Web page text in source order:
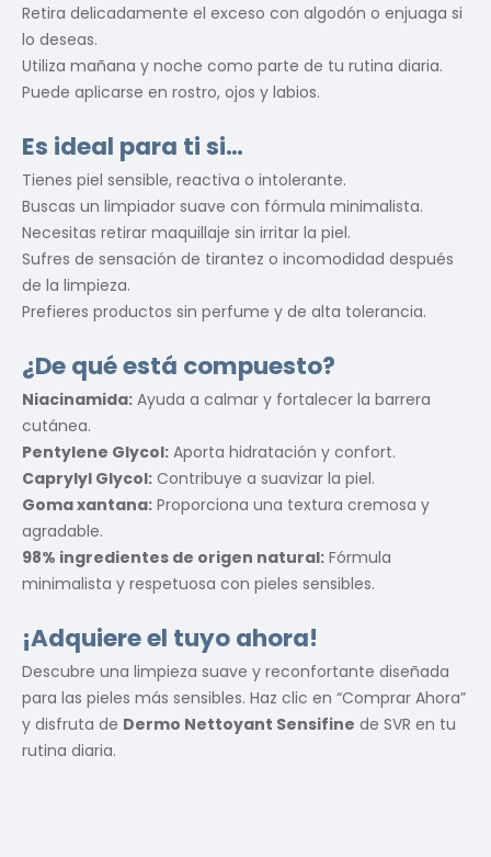
Retira delicadamente el exceso con algodón o enjuaga si
lo deseas.
Utiliza mañana y noche como parte de tu rutina diaria.
Puede aplicarse en rostro, ojos y labios.
Es ideal para ti si…
Tienes piel sensible, reactiva o intolerante.
Buscas un limpiador suave con fórmula minimalista.
Necesitas retirar maquillaje sin irritar la piel.
Sufres de sensación de tirantez o incomodidad después
de la limpieza.
Prefieres productos sin perfume y de alta tolerancia.
¿De qué está compuesto?
Niacinamida: Ayuda a calmar y fortalecer la barrera
cutánea.
Pentylene Glycol: Aporta hidratación y confort.
Caprylyl Glycol: Contribuye a suavizar la piel.
Goma xantana: Proporciona una textura cremosa y
agradable.
98% ingredientes de origen natural: Fórmula
minimalista y respetuosa con pieles sensibles.
¡Adquiere el tuyo ahora!
Descubre una limpieza suave y reconfortante diseñada
para las pieles más sensibles. Haz clic en “Comprar Ahora”
y disfruta de Dermo Nettoyant Sensifine de SVR en tu
rutina diaria.